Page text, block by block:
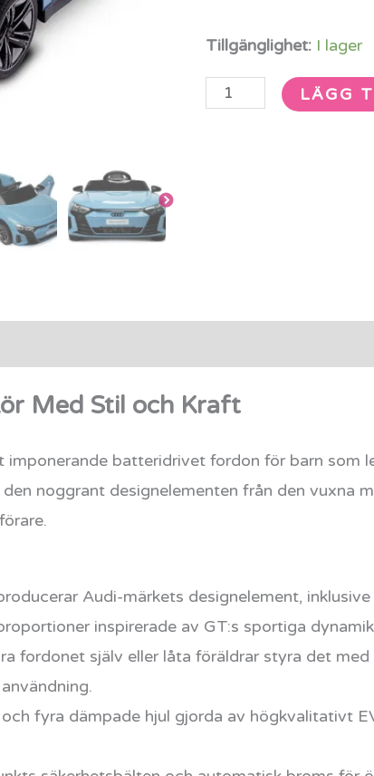
Tillgänglighet: I lager
LÄGG
Med Stil och Kraft
imponerande batteridrivet fordon för barn som
noggrant designelementen från den vuxna
Audi-märkets designelement,
inspirerade av GT:s sportiga
fordonet själv eller låta föräldrar styra det
fyra dämpade hjul gjorda av högkvalitativt